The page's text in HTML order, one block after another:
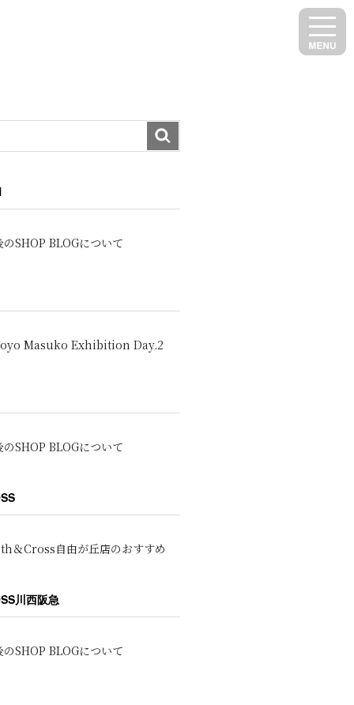
のSHOP BLOGについて
Masuko Exhibition Day.2
のSHOP BLOGについて
＆Cross自由が丘店のおすすめ
川西阪急
のSHOP BLOGについて